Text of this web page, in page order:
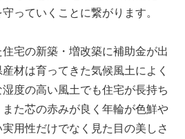
っていくことに繋がります。
宅の新築・増改築に補助金が出
材は育ってきた気候風土によく
度の高い風土でも住宅が長持ち
た芯の赤みが良く年輪が色鮮や
用性だけでなく見た目の美しさ